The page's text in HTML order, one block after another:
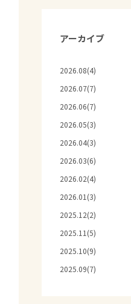
アーカイブ
2026.08(4)
2026.07(7)
2026.06(7)
2026.05(3)
2026.04(3)
2026.03(6)
2026.02(4)
2026.01(3)
2025.12(2)
2025.11(5)
2025.10(9)
2025.09(7)